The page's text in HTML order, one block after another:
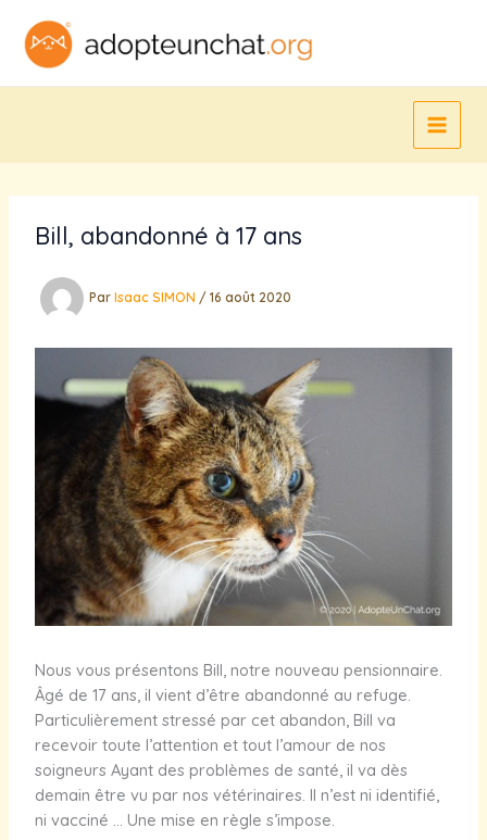
contenu
Bill, abandonné à 17 ans
Par Isaac SIMON / 16 août 2020
Nous vous présentons Bill, notre nouveau pensionnaire.
Âgé de 17 ans, il vient d’être abandonné au refuge.
Particulièrement stressé par cet abandon, Bill va
recevoir toute l’attention et tout l’amour de nos
soigneurs Ayant des problèmes de santé, il va dès
demain être vu par nos vétérinaires. Il n’est ni identifié,
ni vacciné … Une mise en règle s’impose.